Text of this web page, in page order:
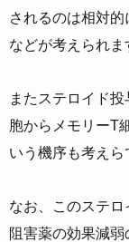
されるのは相対
などが考えられま
またステロイド
胞からメモリーT
いう機序も考えら
なお、このステ
阻害薬の効果減